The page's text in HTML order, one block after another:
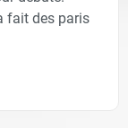
fait des paris